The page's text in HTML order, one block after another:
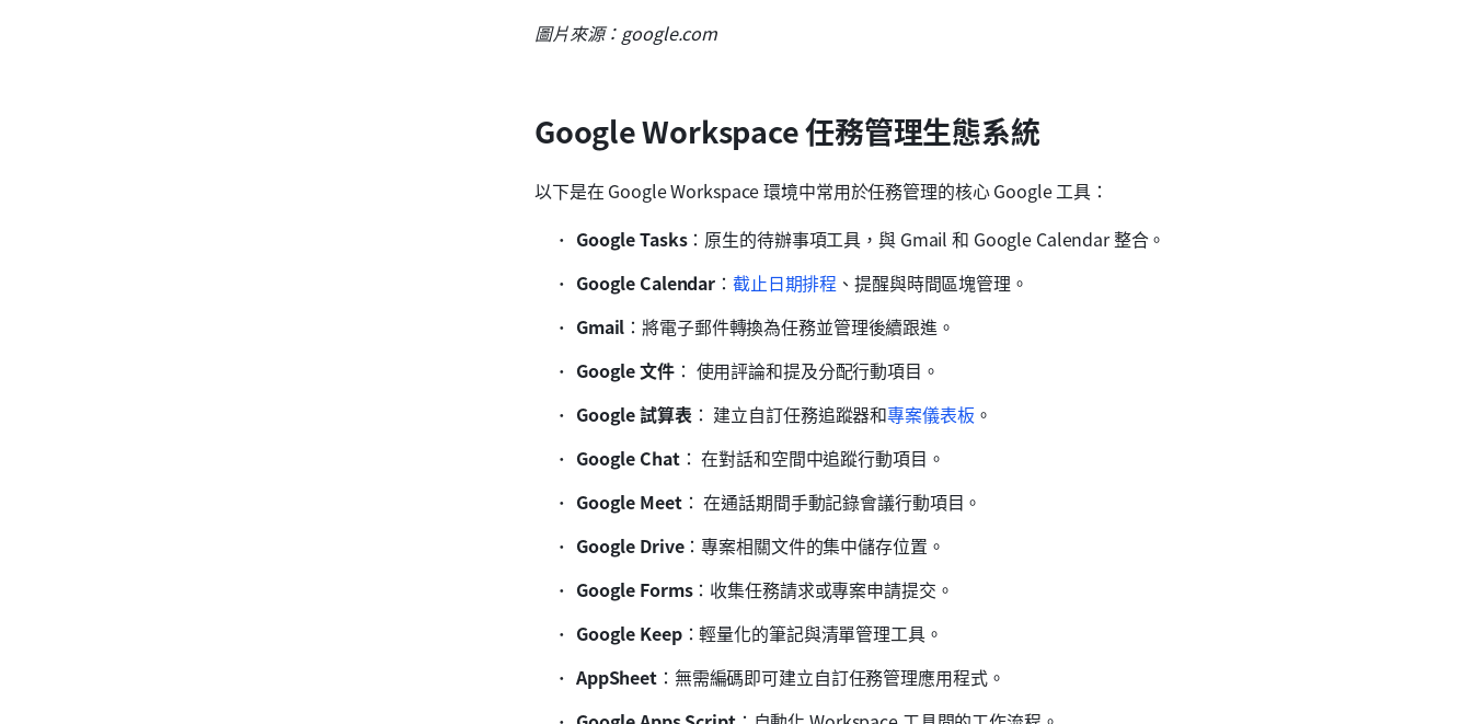
圖片來源：google.com
Google Workspace 任務管理生態系統
以下是在 Google Workspace 環境中常用於任務管理的核心 Google 工具：
Google Tasks：原生的待辦事項工具，與 Gmail 和 Google Calendar 整合。
Google Calendar ： 截止日期排程 、提醒與時間區塊管理。
Gmail ：將電子郵件轉換為任務並管理後續跟進。
Google 文件： 使用評論和提及分配行動項目。
Google 試算表： 建立自訂任務追蹤器和專案儀表板 。
Google Chat： 在對話和空間中追蹤行動項目。
Google Meet： 在通話期間手動記錄會議行動項目。
Google Drive：專案相關文件的集中儲存位置。
Google Forms：收集任務請求或專案申請提交。
Google Keep：輕量化的筆記與清單管理工具。
AppSheet：無需編碼即可建立自訂任務管理應用程式。